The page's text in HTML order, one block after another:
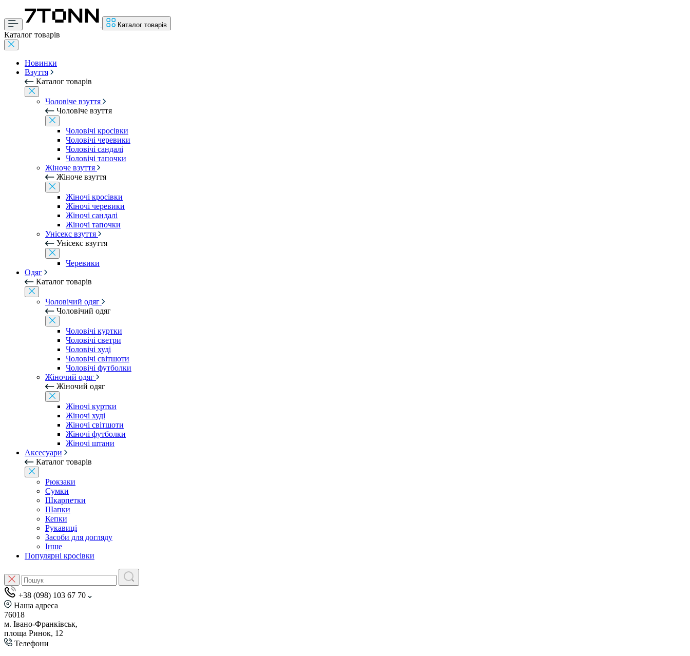
Каталог товарів
Каталог товарів
Новинки
Взуття
Каталог товарів
Чоловіче взуття
Чоловіче взуття
Чоловічі кросівки
Чоловічі черевики
Чоловічі сандалі
Чоловічі тапочки
Жіноче взуття
Жіноче взуття
Жіночі кросівки
Жіночі черевики
Жіночі сандалі
Жіночі тапочки
Унісекс взуття
Унісекс взуття
Черевики
Одяг
Каталог товарів
Чоловічий одяг
Чоловічий одяг
Чоловічі куртки
Чоловічі светри
Чоловічі худі
Чоловічі світшоти
Чоловічі футболки
Жіночий одяг
Жіночий одяг
Жіночі куртки
Жіночі худі
Жіночі світшоти
Жіночі футболки
Жіночі штани
Аксесуари
Каталог товарів
Рюкзаки
Сумки
Шкарпетки
Шапки
Кепки
Рукавиці
Засоби для догляду
Інше
Популярні кросівки
+38 (098) 103 67 70
Наша адреса
76018
м. Івано-Франківськ,
площа Ринок, 12
Телефони